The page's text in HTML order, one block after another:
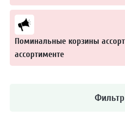
Подробности уточняйте у
Поминальные корзины
ассортименте
Фильтр